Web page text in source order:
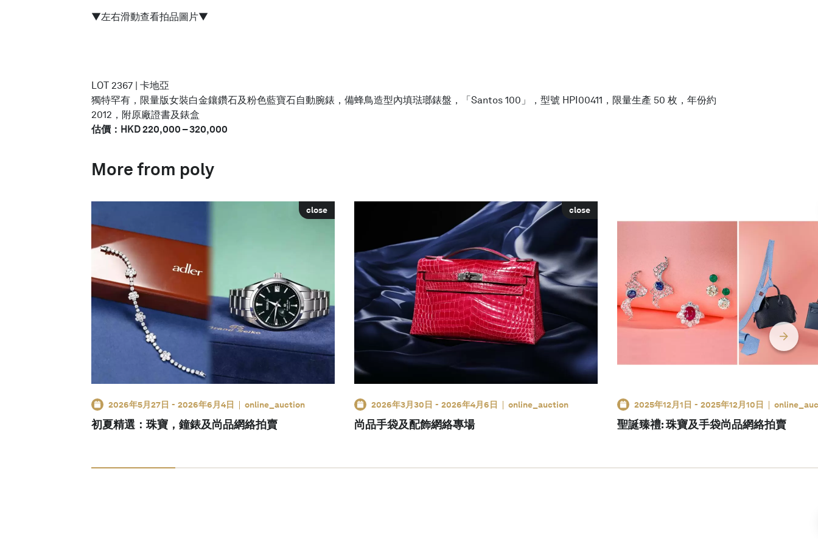
▼左右滑動查看拍品圖片▼
LOT 2367 | 卡地亞
獨特罕有，限量版女裝白金鑲鑽石及粉色藍寶石自動腕錶，備蜂鳥造型內填琺瑯錶盤，「Santos 100」，型號 HPI00411，限量生產 50 枚，年份約
2012，附原廠證書及錶盒
估價：HKD 220,000 – 320,000
More from poly
close
2026年5月27日 - 2026年6月4日 online_auction
初夏精選：珠寶，鐘錶及尚品網絡拍賣
close
2026年3月30日 - 2026年4月6日 online_auction
尚品手袋及配飾網絡專場
2025年12月1日 - 2025年12月10日
聖誕臻禮: 珠寶及手袋尚品網絡拍賣